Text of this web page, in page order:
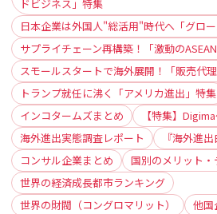
ドビジネス」特集
日本企業は外国人"総活用"時代へ「グロ
サプライチェーン再構築！「激動の
スモールスタートで海外展開！「販売代
トランプ就任に沸く「アメリカ進出」特集
インコタームズまとめ
【特集】
海外進出実態調査レポート
『海外進
コンサル企業まとめ
国別のメリット・
世界の経済成長都市ランキング
世界の財閥（コングロマリット）
他国